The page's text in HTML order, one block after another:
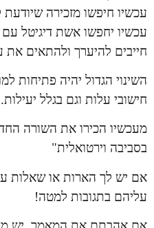
עכשיו חיפשו מזכירה
עכשיו יחפשו אשת דיגיטל עם
חייבים להיערך ולהתאים את
השינוי הגדול יהיה פתיחות
חישובי עלות וגם בגלל יעילות.
מעכשיו הכירו את השורה
בסביבה וירטואלית"
אם יש לך הארות או שאלות
עליהם בתגובות למטה!